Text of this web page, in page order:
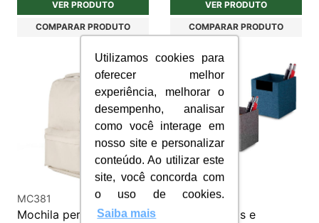
Utilizamos cookies para
oferecer melhor
experiência, melhorar o
desempenho, analisar
como você interage em
nosso site e personalizar
conteúdo. Ao utilizar este
site, você concorda com
o uso de cookies.
Saiba mais
VER PRODUTO
COMPARAR PRODUTO
VER PRODUTO
COMPARAR PRODUTO
MC381
Mochila personalizada
KE097
Porta Objetos e